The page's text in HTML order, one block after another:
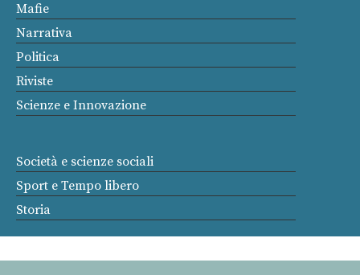
Mafie
Narrativa
Politica
Riviste
Scienze e Innovazione
Società e scienze sociali
Sport e Tempo libero
Storia